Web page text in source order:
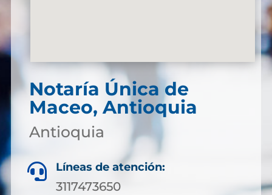
Notaría Única de
Maceo, Antioquia
Antioquia
 Líneas de atención:
3117473650